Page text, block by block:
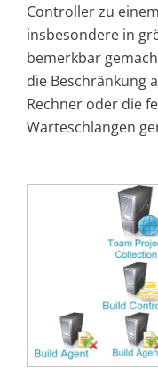
Controller zu
insbesondere in
bemerkbar
die Beschränkung
Rechner oder die
Warteschlangen